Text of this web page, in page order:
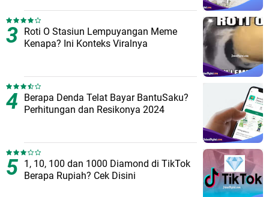
Roti O Stasiun Lempuyangan Meme
Kenapa? Ini Konteks Viralnya
Berapa Denda Telat Bayar BantuSaku?
Perhitungan dan Resikonya 2024
1, 10, 100 dan 1000 Diamond di TikTok
Berapa Rupiah? Cek Disini